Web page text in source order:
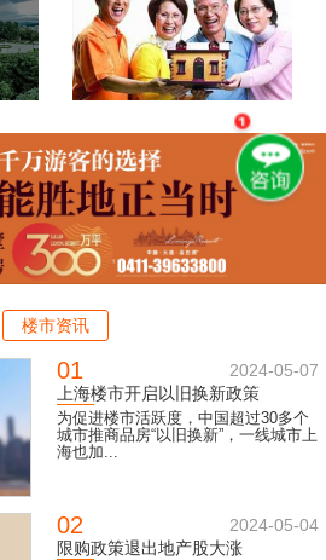
楼市资讯
01
2024-05-07
上海楼市开启以旧换新政策
为促进楼市活跃度，中国超过30多个
城市推商品房“以旧换新”，一线城市上
海也加...
02
2024-05-04
限购政策退出地产股大涨